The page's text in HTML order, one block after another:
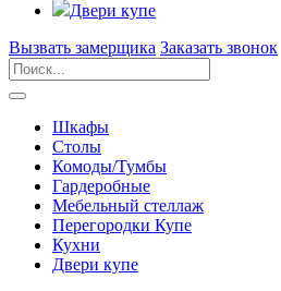
Двери купе
Вызвать замерщика Заказать звонок
Шкафы
Столы
Комоды/Тумбы
Гардеробные
Мебельный стеллаж
Перегородки Купе
Кухни
Двери купе